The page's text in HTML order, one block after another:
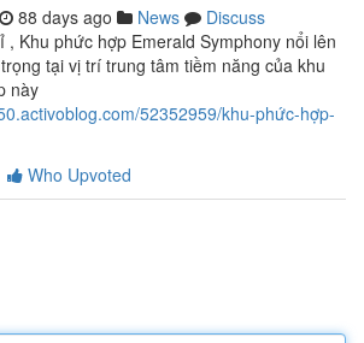
88 days ago News
Discuss
, Khu phức hợp Emerald Symphony nổi lên
tại vị trí trung tâm tiềm năng của khu
này
52352959/khu-phức-hợp-
Who Upvoted